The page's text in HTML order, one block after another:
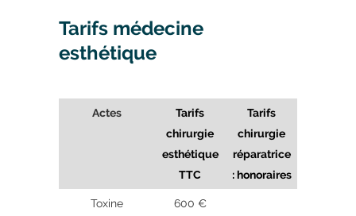
Tarifs médecine
esthétique
Actes
Tarifs
chirurgie
esthétique
TTC
Tarifs
chirurgie
réparatrice
: honoraires
Toxine
600 €